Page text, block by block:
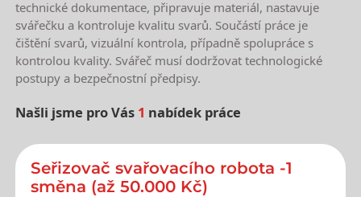
technické dokumentace, připravuje materiál, nastavuje
svářečku a kontroluje kvalitu svarů. Součástí práce je
čištění svarů, vizuální kontrola, případně spolupráce s
kontrolou kvality. Svářeč musí dodržovat technologické
postupy a bezpečnostní předpisy.
Našli jsme pro Vás 1 nabídek práce
Nejnovější nabídky práce
Seřizovač svařovacího robota -1
směna (až 50.000 Kč)